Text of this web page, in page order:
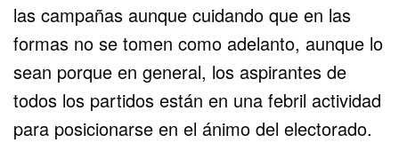
las campañas aunque cuidando que en las
formas no se tomen como adelanto, aunque lo
sean porque en general, los aspirantes de
todos los partidos están en una febril actividad
para posicionarse en el ánimo del electorado.